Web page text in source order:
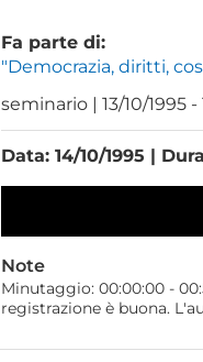
Fa parte di:
"Democrazia, diritti,
seminario | 13/10/1995 -
Data: 14/10/1995 |
Note
Minutaggio: 00:00:00 -
registrazione è buona.